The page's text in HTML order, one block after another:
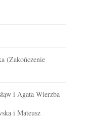
(Zakończenie
i Agata Wierzba
i Mateusz